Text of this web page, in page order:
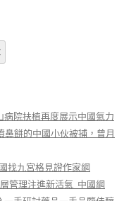
院扶植再度展示中國氣力
鼻餅的中國小伙被捕，曾月
找九宮格見證作家網
管理注進新活氣_中國網